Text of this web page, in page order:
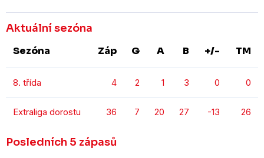
Aktuální sezóna
Sezóna Záp G A B +/- TM
8. třída 4 2 1 3 0 0
Extraliga dorostu 36 7 20 27 -13 26
Posledních 5 zápasů